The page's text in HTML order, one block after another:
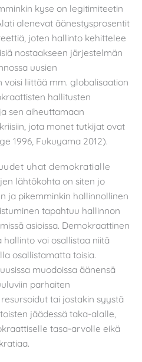
kyse on legitimiteetin
alenevat äänestysprosentit
joten hallinto kehittelee
nostaakseen järjestelmän
uusien
voisi liittää mm. globalisaation
hallitusten
sen aiheuttamaan
jota monet tutkijat ovat
1996, Fukuyama 2012).
uhat demokratialle
lähtökohta on siten jo
ja pikemminkin hallinnollinen
tapahtuu hallinnon
asioissa. Demokraattinen
hallinto voi osallistaa niitä
osallistamatta toisia.
muodoissa äänensä
parhaiten
tai jostakin syystä
jäädessä taka-alalle,
tasa-arvolle eikä